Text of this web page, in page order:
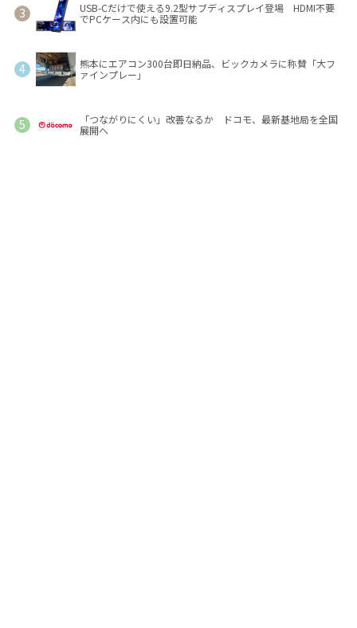
USB-Cだけで使える9.2型サブディスプレイ登場 HDMI不要
でPCケース内にも設置可能
熊本にエアコン300台即日納品、ビックカメラに称賛「大フ
ァインプレー」
「つながりにくい」改善なるか ドコモ、最新基地局を全国
展開へ